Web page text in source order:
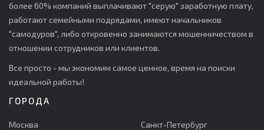
более 60% компаний выплачивают "серую" заработную плату,
работают семейными подрядами, имеют начальников
"самодуров", либо откровенно занимаются мошенничеством в
отношении сотрудников или клиентов.
Все просто - мы экономим самое ценное, время на поиски
идеальной работы!
ГОРОДА
Москва
Санкт-Петербург